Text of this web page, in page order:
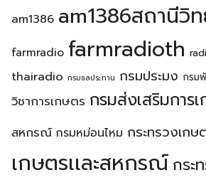
am1386 am1386สถานีวิ
farmradio farmradioth
thairadio กรมชลประทาน กรมประมง กรม
วิชาการเกษตร กรมส่งเสริมการ
สหกรณ์ กรมหม่อนไหม กระทรวงเกษ
เกษตรเเละสหกรณ์ กระ